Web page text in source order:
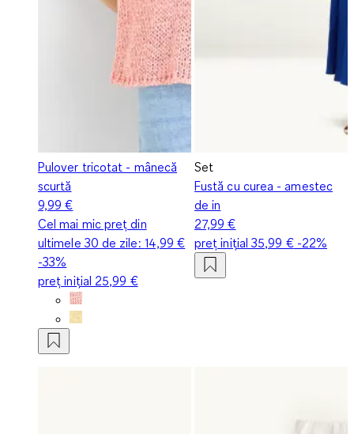
Pulover tricotat - mânecă
scurtă
9,99 €
Cel mai mic preț din
ultimele 30 de zile: 14,99 €
-33%
preț inițial 25,99 €
Set
Fustă cu curea - amestec
de in
27,99 €
preț inițial35,99 €-22%